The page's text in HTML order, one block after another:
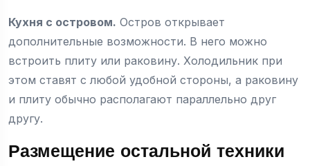
Кухня с островом. Остров открывает
дополнительные возможности. В него можно
встроить плиту или раковину. Холодильник при
этом ставят с любой удобной стороны, а раковину
и плиту обычно располагают параллельно друг
другу.
Размещение остальной техники